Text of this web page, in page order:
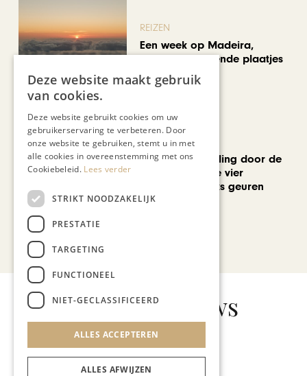
REIZEN
Een week op Madeira,
voorbij de bekende plaatjes
MODE & BEAUTY
Een geurwandeling door de
Stokstraat: onze vier
favoriete uniseks geuren
voor de zomer
Bekijk alle artikelen
Gerelateerd nieuws
Deze website maakt gebruik
van cookies.
Deze website gebruikt cookies om uw
gebruikerservaring te verbeteren. Door
onze website te gebruiken, stemt u in met
alle cookies in overeenstemming met ons
Cookiebeleid. Lees verder
STRIKT NOODZAKELIJK
PRESTATIE
TARGETING
FUNCTIONEEL
NIET-GECLASSIFICEERD
ALLES ACCEPTEREN
ALLES AFWIJZEN